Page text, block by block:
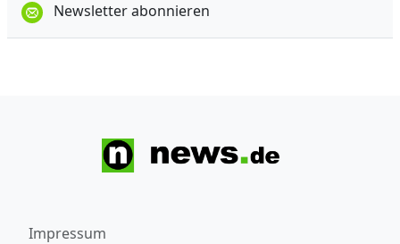
Newsletter abonnieren
Impressum